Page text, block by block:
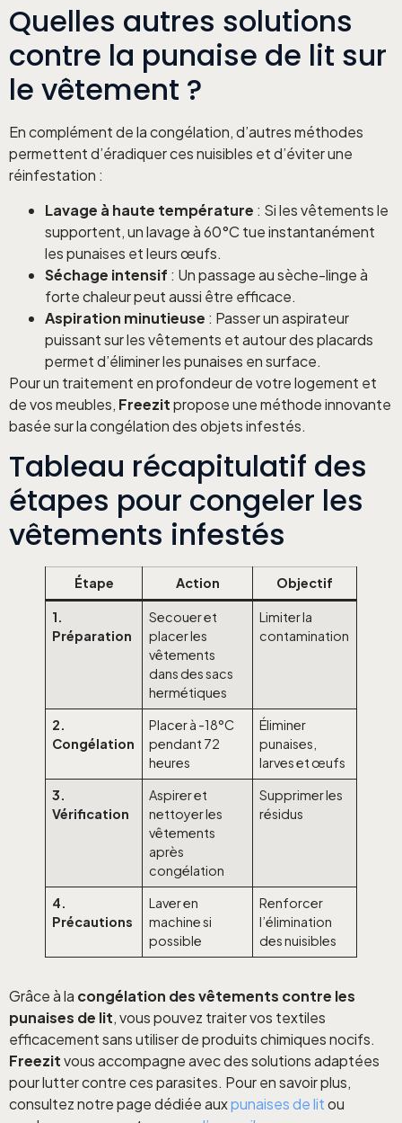
Quelles autres solutions
contre la punaise de lit sur
le vêtement ?
En complément de la congélation, d’autres méthodes
permettent d’éradiquer ces nuisibles et d’éviter une
réinfestation :
Lavage à haute température : Si les vêtements le
supportent, un lavage à 60°C tue instantanément
les punaises et leurs œufs.
Séchage intensif : Un passage au sèche-linge à
forte chaleur peut aussi être efficace.
Aspiration minutieuse : Passer un aspirateur
puissant sur les vêtements et autour des placards
permet d’éliminer les punaises en surface.
Pour un traitement en profondeur de votre logement et
de vos meubles, Freezitpropose une méthode innovante
basée sur la congélation des objets infestés.
Tableau récapitulatif des
étapes pour congeler les
vêtements infestés
Étape Action Objectif
1.
Préparation
Secouer et
placer les
vêtements
dans des sacs
hermétiques
Limiter la
contamination
2.
Congélation
Placer à -18°C
pendant 72
heures
Éliminer
punaises,
larves et œufs
3.
Vérification
Aspirer et
nettoyer les
vêtements
après
congélation
Supprimer les
résidus
4.
Précautions
Laver en
machine si
possible
Renforcer
l’élimination
des nuisibles
Grâce à la congélation des vêtements contre les
punaises de lit, vous pouvez traiter vos textiles
efficacement sans utiliser de produits chimiques nocifs.
Freezitvous accompagne avec des solutions adaptées
pour lutter contre ces parasites. Pour en savoir plus,
consultez notre page dédiée auxpunaises de litou